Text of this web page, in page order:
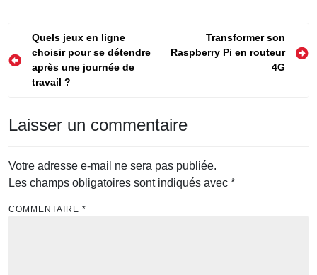
Navigation
de
l’article
Quels jeux en ligne
choisir pour se détendre
après une journée de
travail ?
Transformer son
Raspberry Pi en routeur
4G
Laisser un commentaire
Votre adresse e-mail ne sera pas publiée.
Les champs obligatoires sont indiqués avec *
COMMENTAIRE *